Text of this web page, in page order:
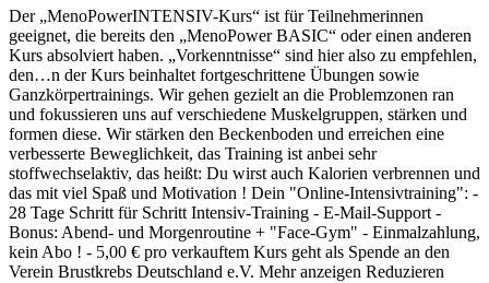
Der „MenoPowerINTENSIV-Kurs“ ist für Teilnehmerinnen
geeignet, die bereits den „MenoPower BASIC“ oder einen anderen
Kurs absolviert haben. „Vorkenntnisse“ sind hier also zu empfehlen,
den…n der Kurs beinhaltet fortgeschrittene Übungen sowie
Ganzkörpertrainings. Wir gehen gezielt an die Problemzonen ran
und fokussieren uns auf verschiedene Muskelgruppen, stärken und
formen diese. Wir stärken den Beckenboden und erreichen eine
verbesserte Beweglichkeit, das Training ist anbei sehr
stoffwechselaktiv, das heißt: Du wirst auch Kalorien verbrennen und
das mit viel Spaß und Motivation ! Dein "Online-Intensivtraining": -
28 Tage Schritt für Schritt Intensiv-Training - E-Mail-Support -
Bonus: Abend- und Morgenroutine + "Face-Gym" - Einmalzahlung,
kein Abo ! - 5,00 € pro verkauftem Kurs geht als Spende an den
Verein Brustkrebs Deutschland e.V. Mehr anzeigen Reduzieren